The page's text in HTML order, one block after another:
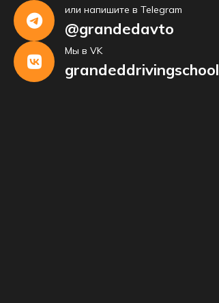
или напишите в Telegram
@grandedavto
Мы в VK
grandeddrivingschool